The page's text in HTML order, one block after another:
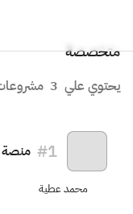
متخصصة
يحتوي علي 3
#1 منصة
محمد عطية